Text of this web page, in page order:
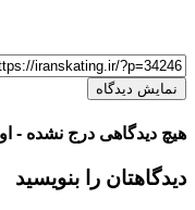
نمایش دیدگاه
هیچ دیدگاهی درج نشده -
دیدگاهتان را بنویسید